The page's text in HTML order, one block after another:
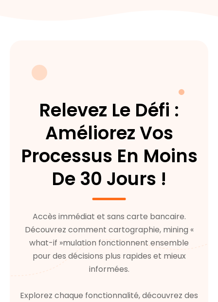
Relevez Le Défi :
Améliorez Vos
Processus En Moins
De 30 Jours !
Accès immédiat et sans carte bancaire.
Découvrez comment cartographie, mining «
what-if »mulation fonctionnent ensemble
pour des décisions plus rapides et mieux
informées.
Explorez chaque fonctionnalité, découvrez des